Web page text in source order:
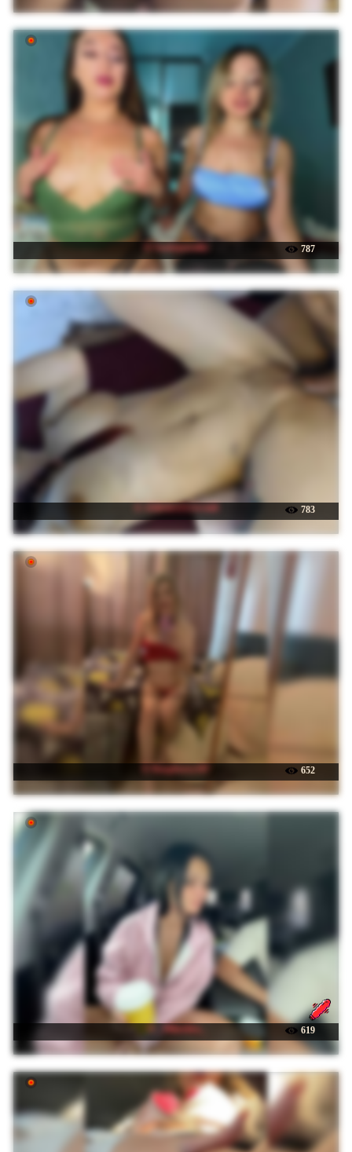
☉ Soskinerealki 787
☉ JORMATESSA69 783
☉ Raspberry187 652
☉ _Milashka_ 619